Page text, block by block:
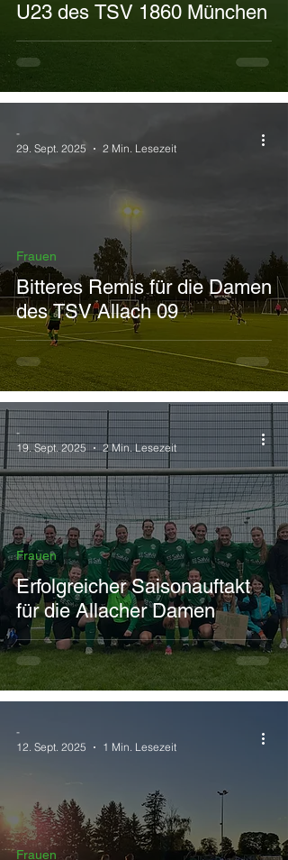
U23 des TSV 1860 München
Bitteres Remis für die Damen
des TSV Allach 09
Frauen
-
29. Sept. 2025
2 Min. Lesezeit
Erfolgreicher Saisonauftakt
für die Allacher Damen
Frauen
-
19. Sept. 2025
2 Min. Lesezeit
Frauen
-
12. Sept. 2025
1 Min. Lesezeit